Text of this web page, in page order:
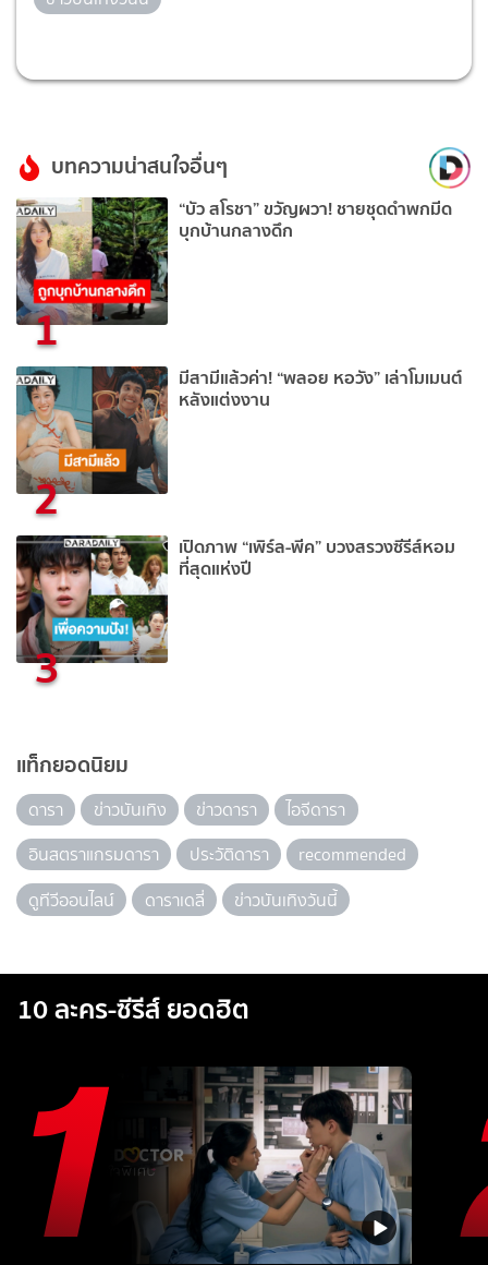
บทความน่าสนใจอื่นๆ
1
“บัว สโรชา” ขวัญผวา! ชายชุดดำพกมีด
บุกบ้านกลางดึก
2
มีสามีแล้วค่า! “พลอย หอวัง” เล่าโมเมนต์
หลังแต่งงาน
3
เปิดภาพ “เพิร์ล-พีค” บวงสรวงซีรีส์หอม
ที่สุดแห่งปี
แท็กยอดนิยม
ดารา ข่าวบันเทิง ข่าวดารา
ไอจีดารา
อินสตราแกรมดารา
ประวัติดารา
recommended
ดูทีวีออนไลน์
ดาราเดลี่ ข่าวบันเทิงวันนี้
10 ละคร-ซีรีส์ ยอดฮิต